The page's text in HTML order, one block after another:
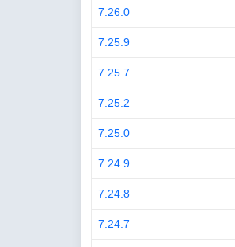
7.26.0
7.25.9
7.25.7
7.25.2
7.25.0
7.24.9
7.24.8
7.24.7